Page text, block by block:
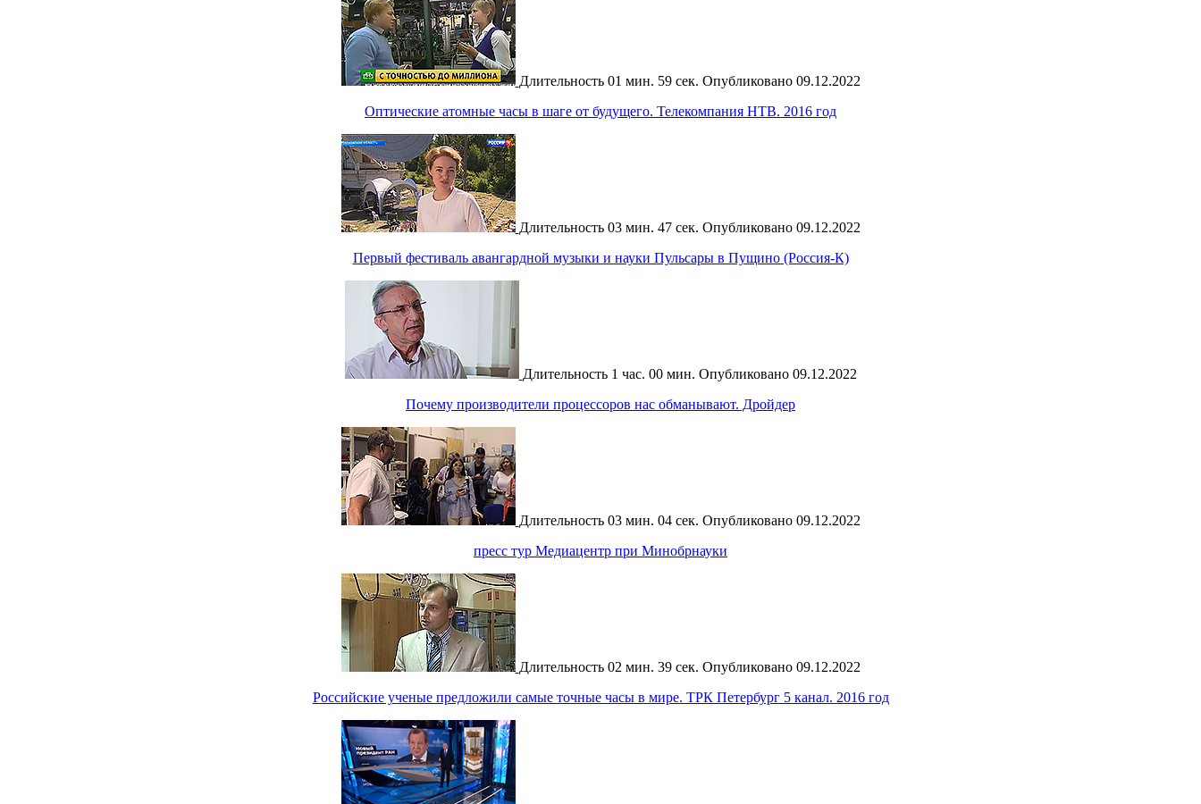
Длительность 01 мин. 59 сек. Опубликовано 09.12.2022
Оптические атомные часы в шаге от будущего. Телекомпания НТВ. 2016 год
Длительность 03 мин. 47 сек. Опубликовано 09.12.2022
Первый фестиваль авангардной музыки и науки Пульсары в Пущино (Россия-К)
Длительность 1 час. 00 мин. Опубликовано 09.12.2022
Почему производители процессоров нас обманывают. Дройдер
Длительность 03 мин. 04 сек. Опубликовано 09.12.2022
пресс тур Медиацентр при Минобрнауки
Длительность 02 мин. 39 сек. Опубликовано 09.12.2022
Российские ученые предложили самые точные часы в мире. ТРК Петербург 5 канал. 2016 год